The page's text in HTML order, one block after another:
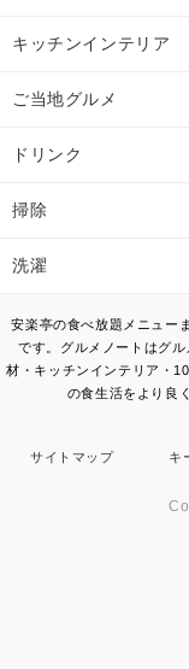
キッチンインテリア
ご当地グルメ
ドリンク
掃除
洗濯
安楽亭の食べ放題メニュー
です。グルメノートはグ
材・キッチンインテリア・
の食生活をより良
サイトマップ キ